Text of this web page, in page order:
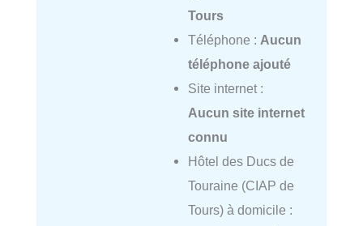
Tours
Téléphone : Aucun
téléphone ajouté
Site internet :
Aucun site internet
connu
Hôtel des Ducs de
Touraine (CIAP de
Tours) à domicile :